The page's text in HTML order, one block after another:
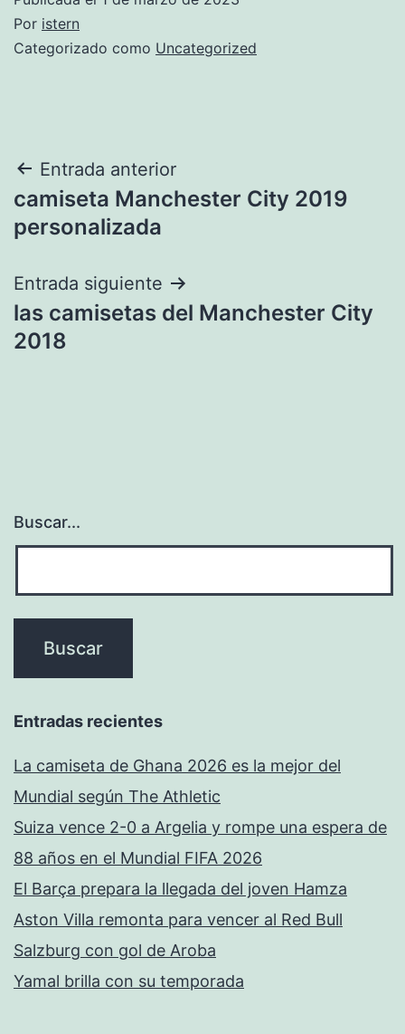
Por istern
Categorizado como Uncategorized
Navegación
de
Entrada anterior
camiseta Manchester City 2019
personalizada
Entrada siguiente
las camisetas del Manchester City
2018
Buscar...
Entradas recientes
La camiseta de Ghana 2026 es la mejor del
Mundial según The Athletic
Suiza vence 2-0 a Argelia y rompe una espera de
88 años en el Mundial FIFA 2026
El Barça prepara la llegada del joven Hamza
Aston Villa remonta para vencer al Red Bull
Salzburg con gol de Aroba
Yamal brilla con su temporada